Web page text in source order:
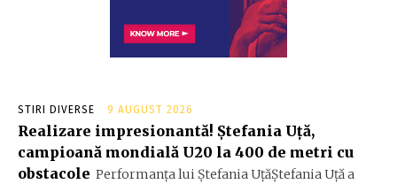
STIRI DIVERSE 9 AUGUST 2026
Realizare impresionantă! Ștefania Uță,
campioană mondială U20 la 400 de metri cu
obstacole Performanța lui Ștefania UțăŞtefania Uță a